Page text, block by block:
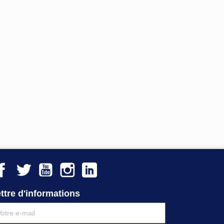
FacebookTwitter YouTubeInstagram
d'informations